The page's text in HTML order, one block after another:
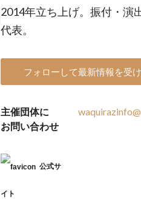
2014年立ち上げ。振付・演
代表。
フォローして最新情報を受
主催団体に
お問い合わせ
公式サ
イト